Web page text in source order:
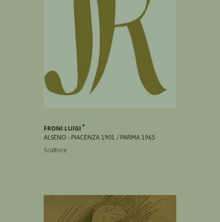
FRONI LUIGI
ALSENO - PIACENZA 1901 / PARMA 1965
Scultore